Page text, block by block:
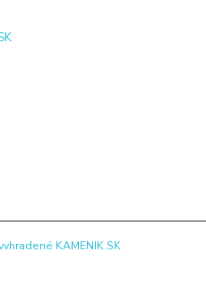
KAMENIK.SK